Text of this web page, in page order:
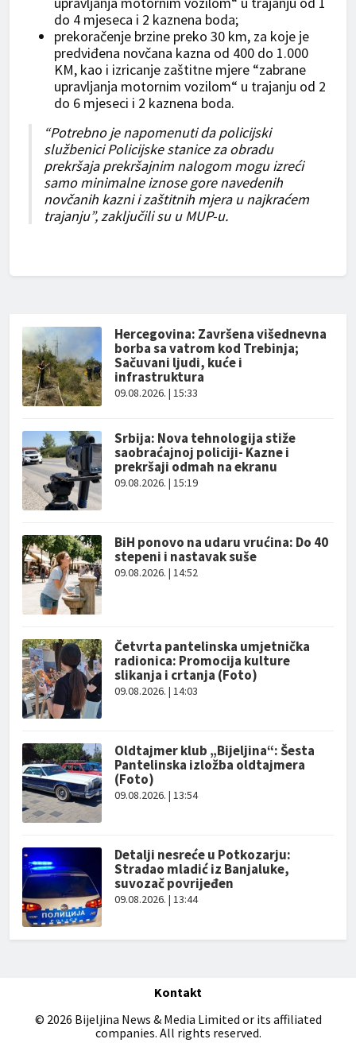
do 4 mjeseca i 2 kaznena boda;
prekoračenje brzine preko 30 km, za koje je
predviđena novčana kazna od 400 do 1.000
KM, kao i izricanje zaštitne mjere “zabrane
upravljanja motornim vozilom“ u trajanju od 2
do 6 mjeseci i 2 kaznena boda.
“Potrebno je napomenuti da policijski
službenici Policijske stanice za obradu
prekršaja prekršajnim nalogom mogu izreći
samo minimalne iznose gore navedenih
novčanih kazni i zaštitnih mjera u najkraćem
trajanju”, zaključili su u MUP-u.
Hercegovina: Završena višednevna
borba sa vatrom kod Trebinja;
Sačuvani ljudi, kuće i
infrastruktura
09.08.2026. | 15:33
Srbija: Nova tehnologija stiže
saobraćajnoj policiji- Kazne i
prekršaji odmah na ekranu
09.08.2026. | 15:19
BiH ponovo na udaru vrućina: Do 40
stepeni i nastavak suše
09.08.2026. | 14:52
Četvrta pantelinska umjetnička
radionica: Promocija kulture
slikanja i crtanja (Foto)
09.08.2026. | 14:03
Oldtajmer klub „Bijeljina“: Šesta
Pantelinska izložba oldtajmera
(Foto)
09.08.2026. | 13:54
Detalji nesreće u Potkozarju:
Stradao mladić iz Banjaluke,
suvozač povrijeđen
09.08.2026. | 13:44
Kontakt
© 2026 Bijeljina News & Media Limited or its affiliated
companies. All rights reserved.